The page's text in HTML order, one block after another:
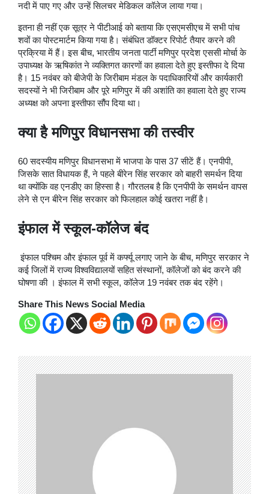
नदी में पाए गए और उन्हें सिलचर मेडिकल कॉलेज लाया गया।
इतना ही नहीं एक सूत्र ने पीटीआई को बताया कि एसएमसीएच में सभी पांच
शवों का पोस्टमार्टम किया गया है। संबंधित डॉक्टर रिपोर्ट तैयार करने की
प्रक्रिया में हैं। इस बीच, भारतीय जनता पार्टी मणिपुर प्रदेश एससी मोर्चा के
उपाध्यक्ष के ऋषिकांत ने व्यक्तिगत कारणों का हवाला देते हुए इस्तीफा दे दिया
है। 15 नवंबर को बीजेपी के जिरीबाम मंडल के पदाधिकारियों और कार्यकारी
सदस्यों ने भी जिरीबाम और पूरे मणिपुर में की अशांति का हवाला देते हुए राज्य
अध्यक्ष को अपना इस्तीफा सौंप दिया था।
क्या है मणिपुर विधानसभा की तस्वीर
60 सदस्यीय मणिपुर विधानसभा में भाजपा के पास 37 सीटें हैं। एनपीपी,
जिसके सात विधायक हैं, ने पहले बीरेन सिंह सरकार को बाहरी समर्थन दिया
था क्योंकि वह एनडीए का हिस्सा है। गौरतलब है कि एनपीपी के समर्थन वापस
लेने से एन बीरेन सिंह सरकार को फिलहाल कोई खतरा नहीं है।
इंफाल में स्कूल-कॉलेज बंद
इंफाल पश्चिम और इंफाल पूर्व में कर्फ्यू लगाए जाने के बीच, मणिपुर सरकार ने
कई जिलों में राज्य विश्वविद्यालयों सहित संस्थानों, कॉलेजों को बंद करने की
घोषणा की । इंफाल में सभी स्कूल, कॉलेज 19 नवंबर तक बंद रहेंगे।
Share This News Social Media